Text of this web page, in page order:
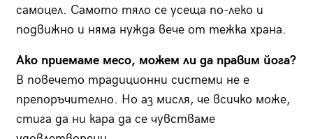
самоцел. Самото тяло се усеща по-леко и
подвижно и няма нужда вече от тежка храна.
Ако приемаме месо, можем ли да правим йога?
В повечето традиционни системи не е
препоръчително. Но аз мисля, че всичко може,
стига да ни кара да се чувстваме